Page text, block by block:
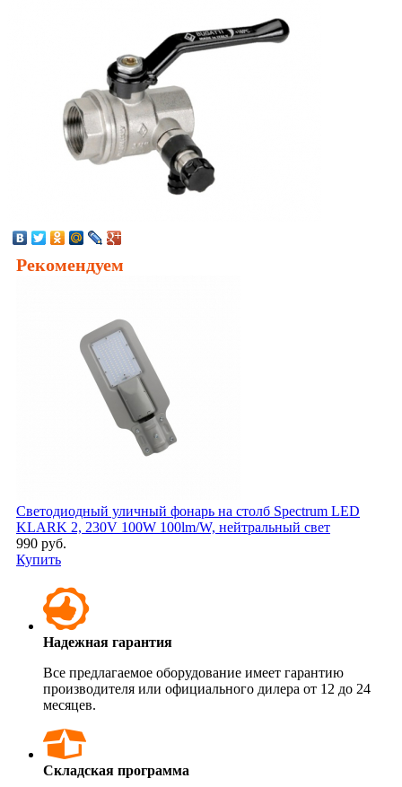
Рекомендуем
Светодиодный уличный фонарь на столб Spectrum LED
KLARK 2, 230V 100W 100lm/W, нейтральный свет
990 руб.
Купить
Надежная гарантия
Все предлагаемое оборудование имеет гарантию
производителя или официального дилера от 12 до 24
месяцев.
Складская программа